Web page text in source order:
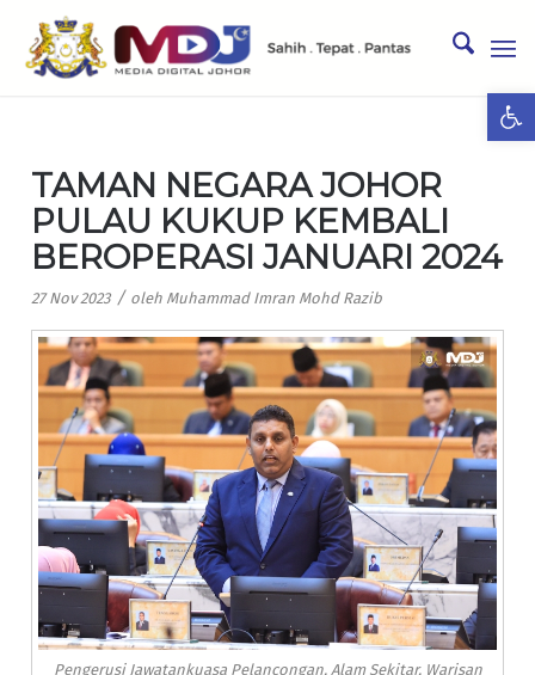
TAMAN NEGARA JOHOR
PULAU KUKUP KEMBALI
BEROPERASI JANUARI 2024
27 Nov 2023 / oleh Muhammad Imran Mohd Razib
Pengerusi Jawatankuasa Pelancongan, Alam Sekitar, Warisan